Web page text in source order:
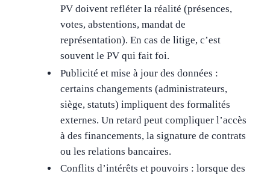
PV doivent refléter la réalité (présences,
votes, abstentions, mandat de
représentation). En cas de litige, c’est
souvent le PV qui fait foi.
Publicité et mise à jour des données :
certains changements (administrateurs,
siège, statuts) impliquent des formalités
externes. Un retard peut compliquer l’accès
à des financements, la signature de contrats
ou les relations bancaires.
Conflits d’intérêts et pouvoirs : lorsque des